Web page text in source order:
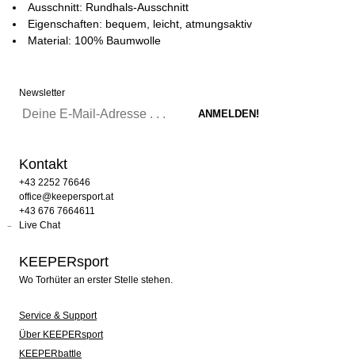
Ausschnitt: Rundhals-Ausschnitt
Eigenschaften: bequem, leicht, atmungsaktiv
Material: 100% Baumwolle
Newsletter
Kontakt
+43 2252 76646
office@keepersport.at
+43 676 7664611
Live Chat
KEEPERsport
Wo Torhüter an erster Stelle stehen.
Service & Support
Über KEEPERsport
KEEPERbattle